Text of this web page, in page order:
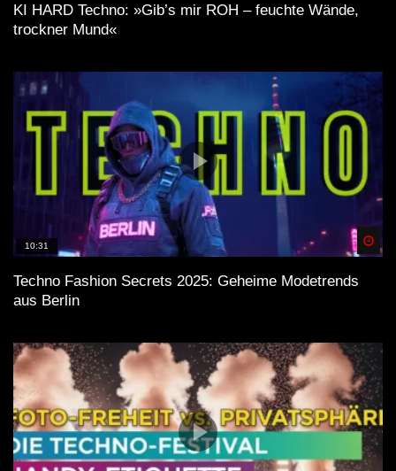
KI HARD Techno: »Gib’s mir ROH – feuchte Wände,
trockner Mund«
10:31
Techno Fashion Secrets 2025: Geheime Modetrends
aus Berlin